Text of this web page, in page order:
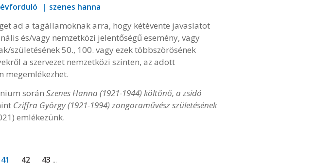
szenes hanna
ad a tagállamoknak arra, hogy kétévente javaslatot
és/vagy nemzetközi jelentőségű esemény, vagy
születésének 50., 100. vagy ezek többszörösének
a szervezet nemzetközi szinten, az adott
megemlékezhet.
során Szenes Hanna (1921-1944) költőnő, a zsidó
Cziffra György (1921-1994) zongoraművész születésének
emlékezünk.
41 42 43 ...